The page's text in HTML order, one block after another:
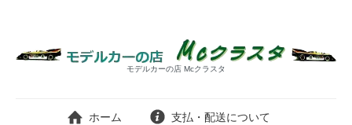
モデルカーの店 Mcクラスタ
ホーム 支払・配送について